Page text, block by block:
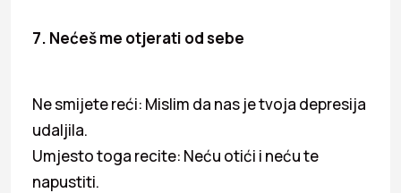
7. Nećeš me otjerati od sebe
Ne smijete reći: Mislim da nas je tvoja depresija
udaljila.
Umjesto toga recite: Neću otići i neću te
napustiti.